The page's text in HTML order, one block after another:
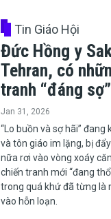
Tin Giáo Hội
Đức Hồng y
Tehran, có
tranh “đáng sợ”
Jan 31, 2026
​​​​​​​“Lo buồn và sợ hãi”
và tôn giáo im lặng, bị
nữa rơi vào vòng xoáy
chiến tranh mới “đang
trong quá khứ đã từng là
vào hỗn loạn.